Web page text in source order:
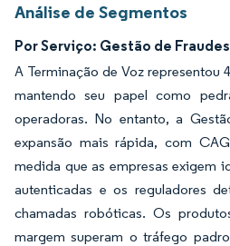
Análise de Segmentos
Por Serviço: Gestão de
A Terminação de Voz representou
mantendo seu papel como
operadoras. No entanto, a
expansão mais rápida, com
medida que as empresas exigem
autenticadas e os reguladores
chamadas robóticas. Os
margem superam o tráfego